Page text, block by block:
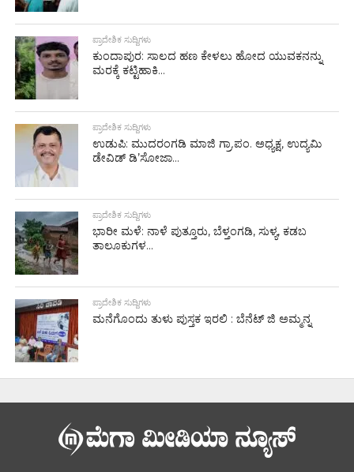
ಪ್ರಾದೇಶಿಕ ಸುದ್ದಿಗಳು
ಕುಂದಾಪುರ: ಸಾಲದ ಹಣ ಕೇಳಲು ಹೋದ ಯುವಕನನ್ನು
ಮರಕ್ಕೆ ಕಟ್ಟಿಹಾಕಿ...
ಪ್ರಾದೇಶಿಕ ಸುದ್ದಿಗಳು
ಉಡುಪಿ: ಮುದರಂಗಡಿ ಮಾಜಿ ಗ್ರಾ.ಪಂ. ಅಧ್ಯಕ್ಷ, ಉದ್ಯಮಿ
ಡೇವಿಡ್ ಡಿ’ಸೋಜಾ...
ಪ್ರಾದೇಶಿಕ ಸುದ್ದಿಗಳು
ಭಾರೀ ಮಳೆ: ನಾಳೆ ಪುತ್ತೂರು, ಬೆಳ್ತಂಗಡಿ, ಸುಳ್ಯ, ಕಡಬ
ತಾಲೂಕುಗಳ...
ಪ್ರಾದೇಶಿಕ ಸುದ್ದಿಗಳು
ಮನೆಗೊಂದು ತುಳು ಪುಸ್ತಕ ಇರಲಿ : ಬೆನೆಟ್ ಜಿ ಅಮ್ಮನ್ನ